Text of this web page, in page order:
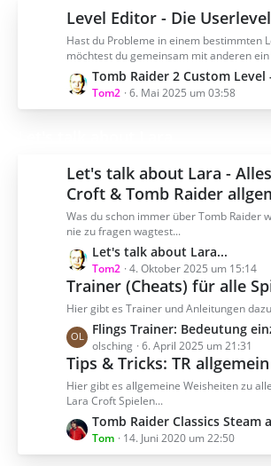
r
ä
g
e
e
B
e
i
t
r
Level Editor - Die Userlevel
Hast du Probleme in einem bestimmten
möchtest du gemeinsam mit anderen ein
L
e
t
e
B
e
i
t
r
ä
g
e
Tomb Raider 2 Custom Level -
Tom2 6. Mai 2025 um 03:58
Let's talk about Lara -
Croft & Tomb Raider
Was du schon immer über Tomb Raider
nie zu fragen wagtest...
L
e
t
z
e
B
i
r
Let's talk about Lara...
Tom2 4. Oktober 2025 um 15:14
Trainer (Cheats) für alle
Hier gibt es Trainer und Anleitungen dazu
L
e
t
z
t
e
B
e
Flings Trainer: Bedeutung
olsching 6. April 2025 um 21:31
Tips & Tricks: TR allgemein
Hier gibt es allgemeine Weisheiten zu
Lara Croft Spielen...
L
e
t
Tomb Raider Classics Steam
Tom 14. Juni 2020 um 22:50